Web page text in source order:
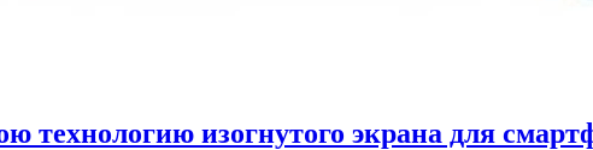
технологию изогнутого экрана для